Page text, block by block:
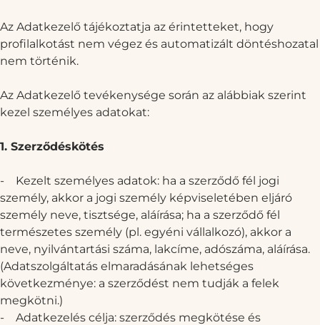
Az Adatkezelő tájékoztatja az érintetteket, hogy
profilalkotást nem végez és automatizált döntéshozatal
nem történik.
Az Adatkezelő tevékenysége során az alábbiak szerint
kezel személyes adatokat:
1. Szerződéskötés
-
Kezelt személyes adatok: ha a szerződő fél jogi
személy, akkor a jogi személy képviseletében eljáró
személy neve, tisztsége, aláírása; ha a szerződő fél
természetes személy (pl. egyéni vállalkozó), akkor a
neve, nyilvántartási száma, lakcíme, adószáma, aláírása.
(Adatszolgáltatás elmaradásának lehetséges
következménye: a szerződést nem tudják a felek
megkötni.)
-
Adatkezelés célja: szerződés megkötése és